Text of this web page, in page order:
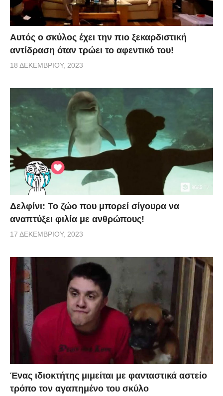
Αυτός ο σκύλος έχει την πιο ξεκαρδιστική
αντίδραση όταν τρώει το αφεντικό του!
18 ΔΕΚΕΜΒΡΊΟΥ, 2023
Δελφίνι: Το ζώο που μπορεί σίγουρα να
αναπτύξει φιλία με ανθρώπους!
17 ΔΕΚΕΜΒΡΊΟΥ, 2023
Ένας ιδιοκτήτης μιμείται με φανταστικά αστείο
τρόπο τον αγαπημένο του σκύλο